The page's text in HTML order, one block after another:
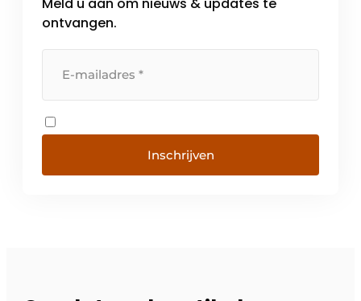
ontvangen.
Inschrijven